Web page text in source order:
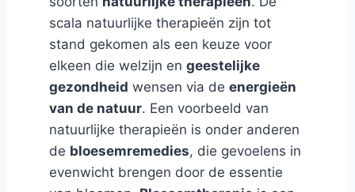
scala natuurlijke therapieën zijn tot
stand gekomen als een keuze voor
elkeen die welzijn en geestelijke
gezondheid wensen via de energieën
van de natuur. Een voorbeeld van
natuurlijke therapieën is onder anderen
de bloesemremedies, die gevoelens in
evenwicht brengen door de essentie